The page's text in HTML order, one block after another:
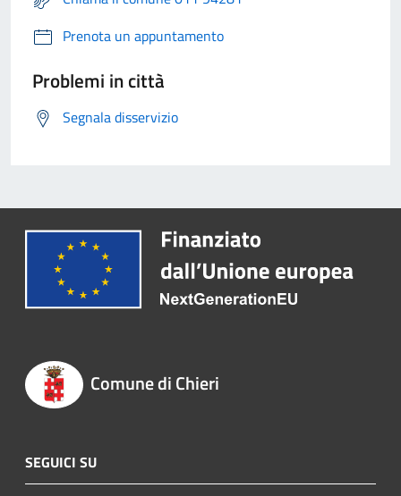
Prenota un appuntamento
Problemi in città
Segnala disservizio
Comune di Chieri
SEGUICI SU